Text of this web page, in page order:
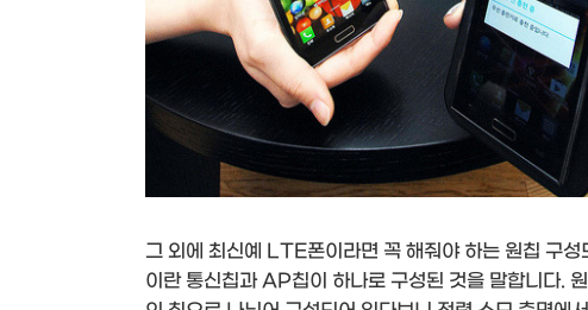
그 외에 최신예 LTE폰이라면 꼭 해줘야 하는 원칩 구
이란 통신칩과 AP칩이 하나로 구성된 것을 말합니다.